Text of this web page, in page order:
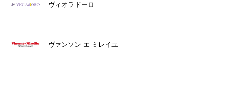
ヴィオラドーロ
ヴァンソン エ ミレイユ